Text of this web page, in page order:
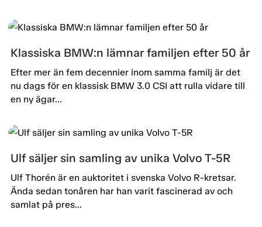
Klassiska BMW:n lämnar familjen efter 50 år
Efter mer än fem decennier inom samma familj är det
nu dags för en klassisk BMW 3.0 CSI att rulla vidare till
en ny ägar...
Ulf säljer sin samling av unika Volvo T-5R
Ulf Thorén är en auktoritet i svenska Volvo R-kretsar.
Ända sedan tonåren har han varit fascinerad av och
samlat på pres...